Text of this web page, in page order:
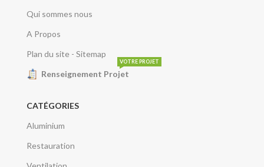
Qui sommes nous
A Propos
Plan du site - Sitemap
Renseignement Projet
VOTRE PROJET
CATÉGORIES
Aluminium
Restauration